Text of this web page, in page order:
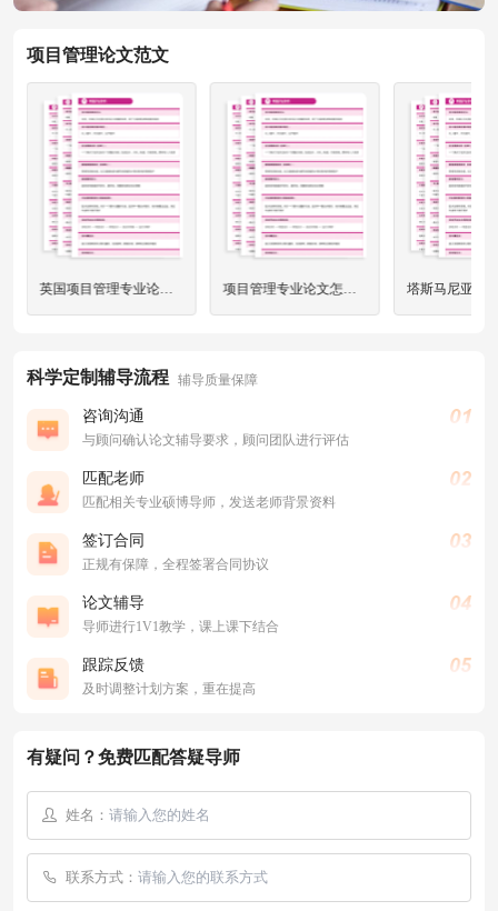
项目管理论文范文
英国项目管理专业论文结构+高分选题推荐！ 项目管理专业论文怎么写？
科学定制辅导流程 辅导质量保障
咨询沟通
与顾问确认论文辅导要求，顾问团队进行评估
匹配老师
匹配相关专业硕博导师，发送老师背景资料
签订合同
正规有保障，全程签署合同协议
论文辅导
导师进行1V1教学，课上课下结合
跟踪反馈
及时调整计划方案，重在提高
有疑问？免费匹配答疑导师
姓名：
联系方式：